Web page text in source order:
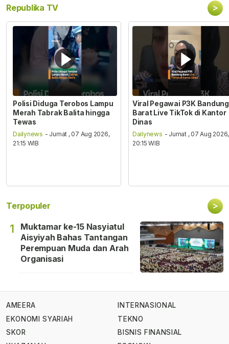
Republika TV >
Polisi Diduga Terobos Lampu
Merah Tabrak Balita hingga
Tewas
Dailynews - Jumat , 07 Aug 2026,
21:15 WIB
Viral Pegawai P3K Bandung
Barat Live TikTok di Kantor
Dinas
Dailynews - Jumat , 07 Aug 2026,
20:15 WIB
Terpopuler >
1
Muktamar ke-15 Nasyiatul
Aisyiyah Bahas Tantangan
Perempuan Muda dan Arah
Organisasi
AMEERA
EKONOMI SYARIAH
SKOR
INTERNASIONAL
TEKNO
BISNIS FINANSIAL